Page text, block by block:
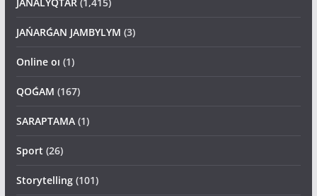
JAŃALYQTAR(1,415)
JAŃARǴAN JAMBYLYM (3)
Online oı (1)
QOǴAM (167)
SARAPTAMA(1)
Sport (26)
Storytelling(101)